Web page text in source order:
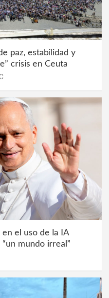
paz, estabilidad y
crisis en Ceuta
el uso de la IA
mundo irreal”